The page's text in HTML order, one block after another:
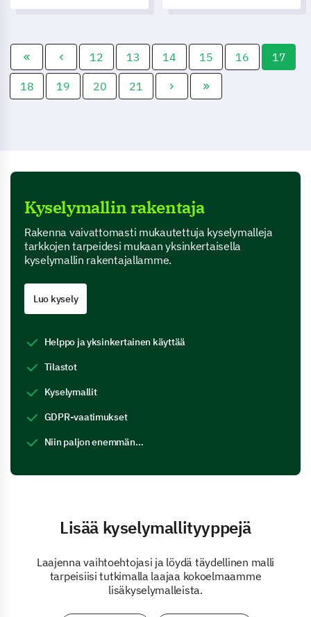
apustrategioita.
12 13 14 15 16 17
18 19 20 21
Kyselymallin rakentaja
Rakenna vaivattomasti mukautettuja kyselymalleja
tarkkojen tarpeidesi mukaan yksinkertaisella
kyselymallin rakentajallamme.
Luo kysely
Helppo ja yksinkertainen käyttää
Tilastot
Kyselymallit
GDPR-vaatimukset
Niin paljon enemmän…
Lisää kyselymallityyppejä
Laajenna vaihtoehtojasi ja löydä täydellinen malli
tarpeisiisi tutkimalla laajaa kokoelmaamme
lisäkyselymalleista.